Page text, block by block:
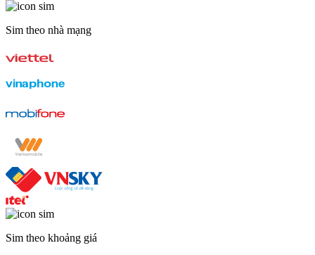
Sim theo nhà mạng
Sim theo khoảng giá